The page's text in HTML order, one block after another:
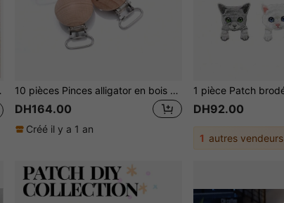
10 pièces Pinces alligator en bois de hêtre de 30 mm, pinces de fixation ouvrables, pinces à cheveux en bois d'alligator, accessoires de chaîne anti-perte pour pendentif
DH164.00
Créé il y a 1 an
DH92.00
1 autres vendeurs